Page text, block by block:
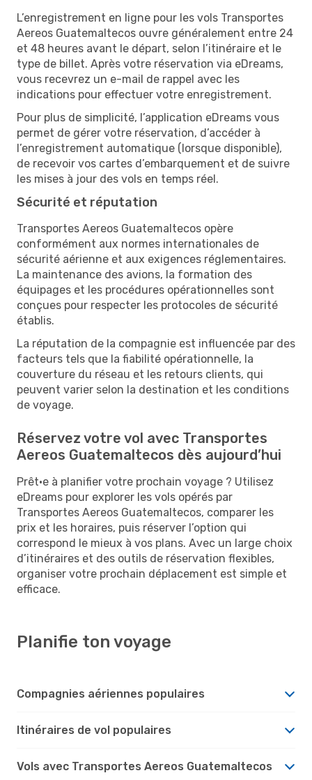
L’enregistrement en ligne pour les vols Transportes
Aereos Guatemaltecos ouvre généralement entre 24
et 48 heures avant le départ, selon l’itinéraire et le
type de billet. Après votre réservation via eDreams,
vous recevrez un e-mail de rappel avec les
indications pour effectuer votre enregistrement.
Pour plus de simplicité, l’application eDreams vous
permet de gérer votre réservation, d’accéder à
l’enregistrement automatique (lorsque disponible),
de recevoir vos cartes d’embarquement et de suivre
les mises à jour des vols en temps réel.
Sécurité et réputation
Transportes Aereos Guatemaltecos opère
conformément aux normes internationales de
sécurité aérienne et aux exigences réglementaires.
La maintenance des avions, la formation des
équipages et les procédures opérationnelles sont
conçues pour respecter les protocoles de sécurité
établis.
La réputation de la compagnie est influencée par des
facteurs tels que la fiabilité opérationnelle, la
couverture du réseau et les retours clients, qui
peuvent varier selon la destination et les conditions
de voyage.
Réservez votre vol avec Transportes
Aereos Guatemaltecos dès aujourd’hui
Prêt·e à planifier votre prochain voyage ? Utilisez
eDreams pour explorer les vols opérés par
Transportes Aereos Guatemaltecos, comparer les
prix et les horaires, puis réserver l’option qui
correspond le mieux à vos plans. Avec un large choix
d’itinéraires et des outils de réservation flexibles,
organiser votre prochain déplacement est simple et
efficace.
Planifie ton voyage
Compagnies aériennes populaires
Itinéraires de vol populaires
Vols avec Transportes Aereos Guatemaltecos